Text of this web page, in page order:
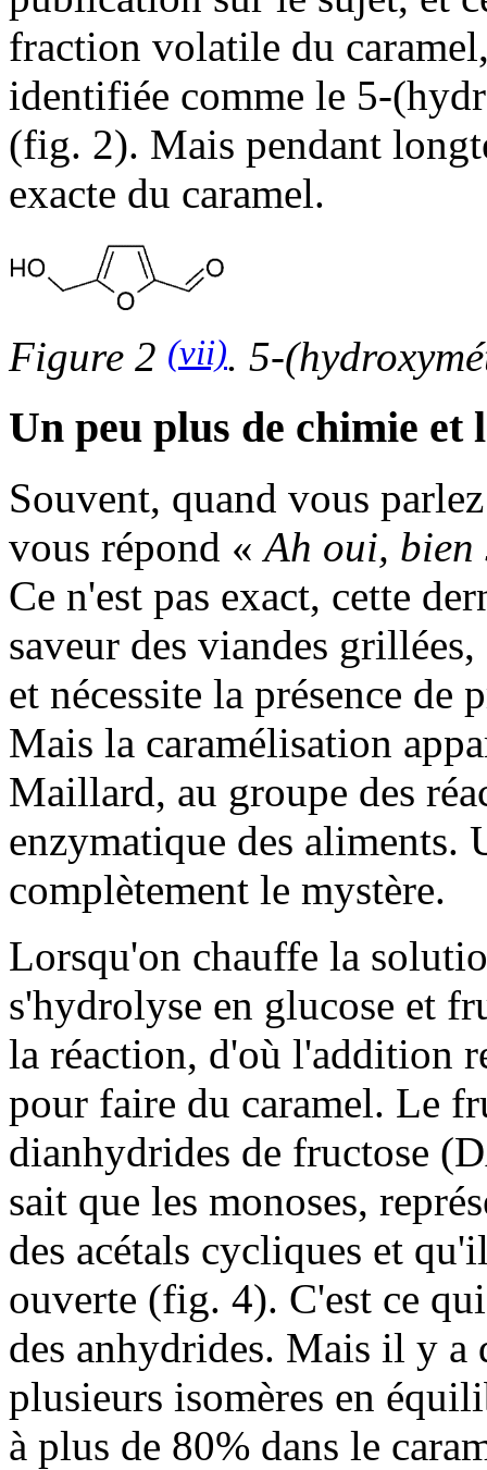
fraction volatile du
identifiée comme le 5-
(fig. 2). Mais pendant
exacte du caramel.
Figure 2 (vii). 5-
Un peu plus de chimie
Souvent, quand vous
vous répond «Ah oui,
Ce n'est pas exact, cette
saveur des viandes grillées,
et nécessite la présence de
Mais la caramélisation
Maillard, au groupe des
enzymatique des
complètement le mystère.
Lorsqu'on chauffe la
s'hydrolyse en glucose et
la réaction, d'où l'addition
pour faire du caramel. Le
dianhydrides de fructose
sait que les monoses,
des acétals cycliques et
ouverte (fig. 4). C'est ce
des anhydrides. Mais il y
plusieurs isomères en
à plus de 80% dans le